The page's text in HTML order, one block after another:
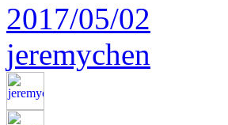
2017/05/02
jeremychen